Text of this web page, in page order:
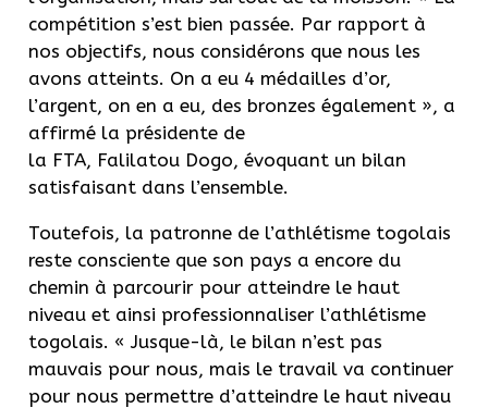
compétition s’est bien passée. Par rapport à
nos objectifs, nous considérons que nous les
avons atteints. On a eu 4 médailles d’or,
l’argent, on en a eu, des bronzes également », a
affirmé la présidente de
la FTA, Falilatou Dogo, évoquant un bilan
satisfaisant dans l’ensemble.
Toutefois, la patronne de l’athlétisme togolais
reste consciente que son pays a encore du
chemin à parcourir pour atteindre le haut
niveau et ainsi professionnaliser l’athlétisme
togolais. « Jusque-là, le bilan n’est pas
mauvais pour nous, mais le travail va continuer
pour nous permettre d’atteindre le haut niveau